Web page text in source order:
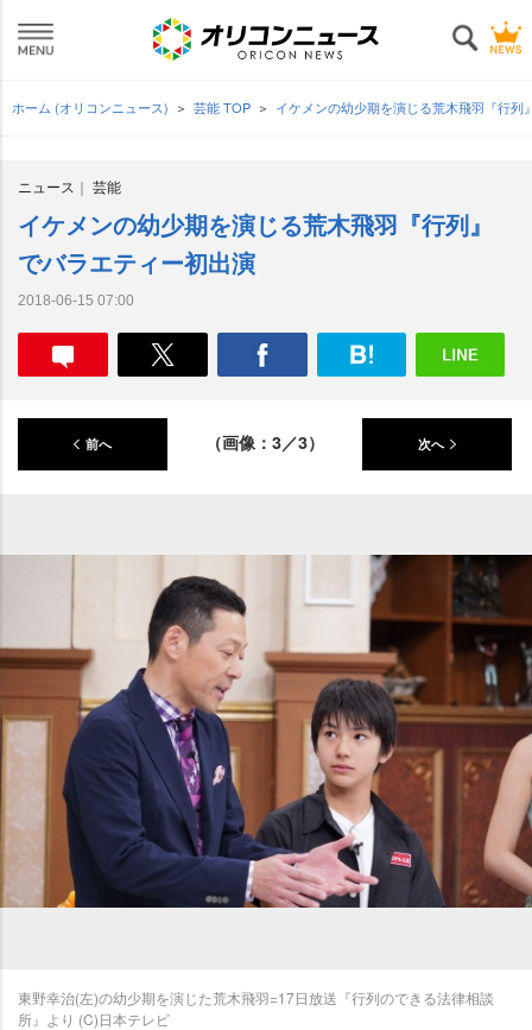
ホーム (オリコンニュース) 芸能 TOP イケメンの幼少期を演じる荒木飛羽『行
ニュース 芸能
イケメンの幼少期を演じる荒木飛羽『行列』
でバラエティー初出演
2018-06-15 07:00
前へ （画像：3／3） 次へ
東野幸治(左)の幼少期を演じた荒木飛羽=17日放送『行列のできる法律相談
所』より (C)日本テレビ